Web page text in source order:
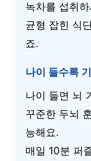
녹차를 섭취
균형 잡힌 식
죠.
나이 들수록
나이 들면 뇌
꾸준한 두뇌
능해요.
매일 10분 퍼